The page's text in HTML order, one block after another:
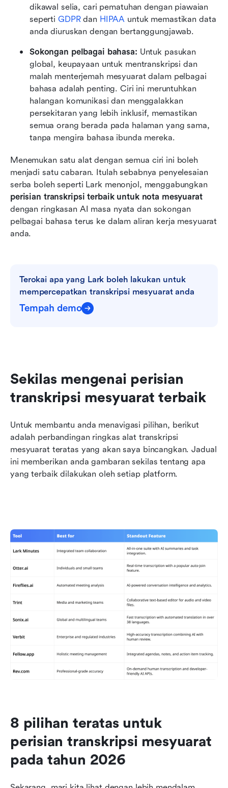
dikawal selia, cari pematuhan dengan piawaian
seperti GDPR dan HIPAA untuk memastikan data
anda diuruskan dengan bertanggungjawab.
Sokongan pelbagai bahasa: Untuk pasukan
global, keupayaan untuk mentranskripsi dan
malah menterjemah mesyuarat dalam pelbagai
bahasa adalah penting. Ciri ini meruntuhkan
halangan komunikasi dan menggalakkan
persekitaran yang lebih inklusif, memastikan
semua orang berada pada halaman yang sama,
tanpa mengira bahasa ibunda mereka.
Menemukan satu alat dengan semua ciri ini boleh
menjadi satu cabaran. Itulah sebabnya penyelesaian
perisian transkripsi terbaik untuk nota mesyuarat
dengan ringkasan AI masa nyata dan sokongan
pelbagai bahasa terus ke dalam aliran kerja mesyuarat
anda.
Terokai apa yang Lark boleh lakukan untuk
mempercepatkan transkripsi mesyuarat anda
Tempah demo
Sekilas mengenai perisian
transkripsi mesyuarat terbaik
Untuk membantu anda menavigasi pilihan, berikut
adalah perbandingan ringkas alat transkripsi
mesyuarat teratas yang akan saya bincangkan. Jadual
ini memberikan anda gambaran sekilas tentang apa
yang terbaik dilakukan oleh setiap platform.
8 pilihan teratas untuk
perisian transkripsi mesyuarat
pada tahun 2026